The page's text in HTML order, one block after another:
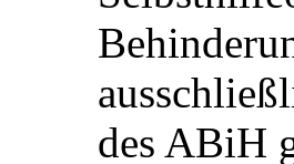
des ABiH